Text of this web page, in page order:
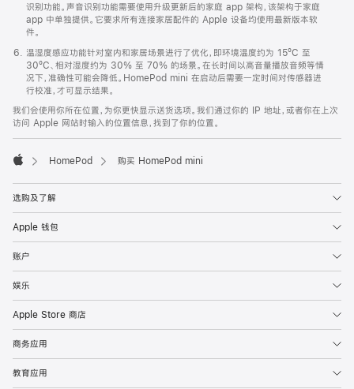
识别功能。声音识别功能需要使用升级更新后的家庭 app 架构，该架构于家庭
app 中单独提供。它要求所有连接家居配件的 Apple 设备均使用最新版本软
件。
温湿度感应功能针对室内和家居场景进行了优化，即环境温度约为 15ºC 至
30ºC、相对湿度约为 30% 至 70% 的场景。在长时间以高音量播放音频等情
况下，准确性可能会降低。HomePod mini 在启动后需要一定时间对传感器进
行校准，才可显示结果。
我们会使用你所在位置，为你更快显示送货选项。我们通过你的 IP 地址，或者你在上次
访问 Apple 网站时输入的位置信息，找到了你的位置。
HomePod 购买 HomePod mini
选购及了解
Apple 钱包
账户
娱乐
Apple Store 商店
商务应用
教育应用